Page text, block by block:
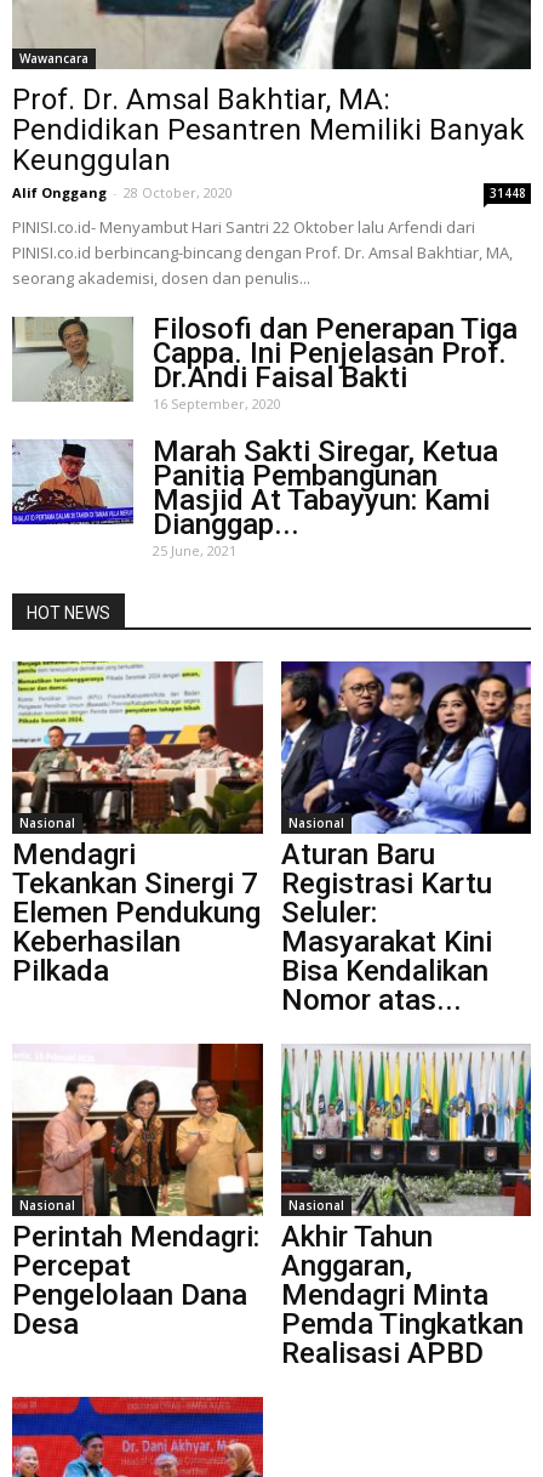
Wawancara
Prof. Dr. Amsal Bakhtiar, MA:
Pendidikan Pesantren Memiliki Banyak
Keunggulan
Alif Onggang - 28 October, 2020 31448
PINISI.co.id- Menyambut Hari Santri 22 Oktober lalu Arfendi dari
PINISI.co.id berbincang-bincang dengan Prof. Dr. Amsal Bakhtiar, MA,
seorang akademisi, dosen dan penulis...
Filosofi dan Penerapan Tiga
Cappa. Ini Penjelasan Prof.
Dr.Andi Faisal Bakti
16 September, 2020
Marah Sakti Siregar, Ketua
Panitia Pembangunan
Masjid At Tabayyun: Kami
Dianggap...
25 June, 2021
HOT NEWS
Nasional
Mendagri
Tekankan Sinergi 7
Elemen Pendukung
Keberhasilan
Pilkada
Nasional
Aturan Baru
Registrasi Kartu
Seluler:
Masyarakat Kini
Bisa Kendalikan
Nomor atas...
Nasional
Perintah Mendagri:
Percepat
Pengelolaan Dana
Desa
Nasional
Akhir Tahun
Anggaran,
Mendagri Minta
Pemda Tingkatkan
Realisasi APBD